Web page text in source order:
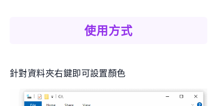
使用方式
針對資料夾右鍵即可設置顏色